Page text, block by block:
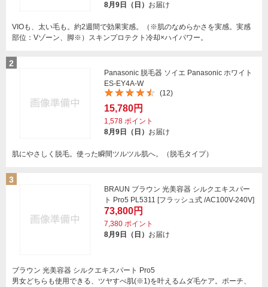
8月9日（日） お届け
VIOも、太い毛も。約2週間で効果実感。（※肌のなめらかさを実感。実感
部位：Vゾーン、脚※）スキンプロテクト冷却×ハイパワー。
2
Panasonic 脱毛器 ソイエ Panasonic ホワイト
ES-EY4A-W
(12)
15,780円
1,578 ポイント
8月9日（日） お届け
肌にやさしく脱毛。使った瞬間ツルツル肌へ。（脱毛タイプ）
3
BRAUN ブラウン 光美容器 シルクエキスパー
ト Pro5 PL5311 [フラッシュ式 /AC100V-240V]
73,800円
7,380 ポイント
8月9日（日） お届け
ブラウン 光美容器 シルクエキスパート Pro5
男女どちらも使用できる、ツヤすべ肌(※1)を叶えるムダ毛ケア。ポーチ、